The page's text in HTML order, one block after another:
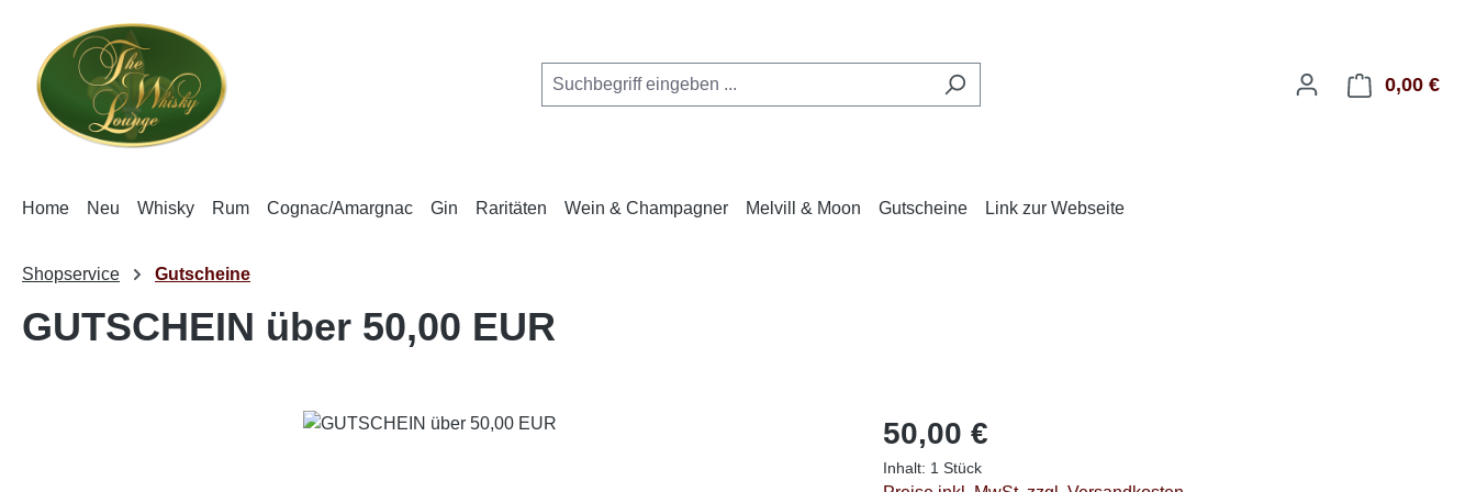
Hauptinhalt springen
Zur Suche springen
Zur Hauptnavigation springen
0,00 €
Home Neu Whisky Rum Cognac/Amargnac Gin Raritäten Wein & Champagner Melvill & Moon Gutscheine Link zur Webseite
Shopservice Gutscheine
GUTSCHEIN über 50,00 EUR
Regulärer Preis:
50,00 €
Inhalt: 1 Stück